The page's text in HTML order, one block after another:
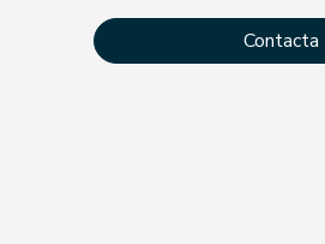
Contacta